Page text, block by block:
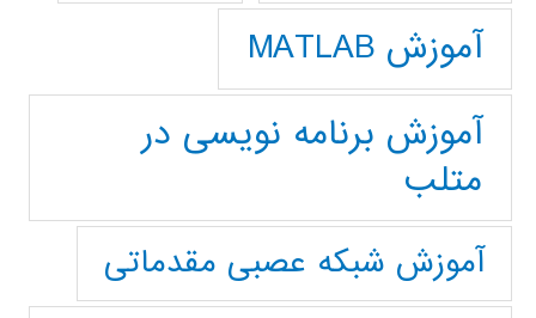
آموزش MATLAB
آموزش برنامه نویسی در
متلب
آموزش شبکه عصبی مقدماتی